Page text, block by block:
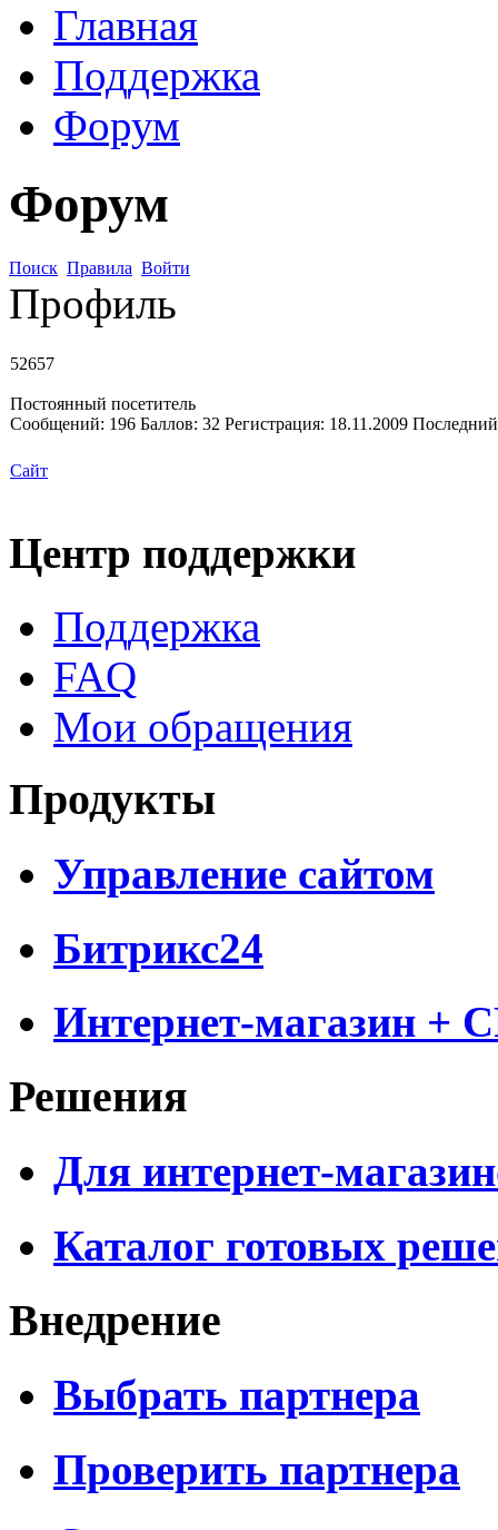
Главная
Поддержка
Форум
Форум
Поиск Правила Войти
Профиль
52657
Постоянный посетитель
Сообщений: 196 Баллов: 32 Регистрация: 18.11.2009
Сайт
Центр поддержки
Поддержка
FAQ
Мои обращения
Продукты
Управление сайтом
Битрикс24
Интернет-магазин +
Решения
Для интернет-
Каталог готовых
Внедрение
Выбрать партнера
Проверить партнера